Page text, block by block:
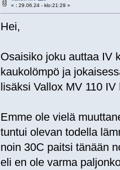
« :29.06.24 - klo:21:29 »
Hei,
Osaisiko joku auttaa IV
kaukolömpö ja
lisäksi Vallox MV 110 IV
Emme ole vielä
tuntui olevan todella
noin 30C paitsi tänään
eli en ole varma